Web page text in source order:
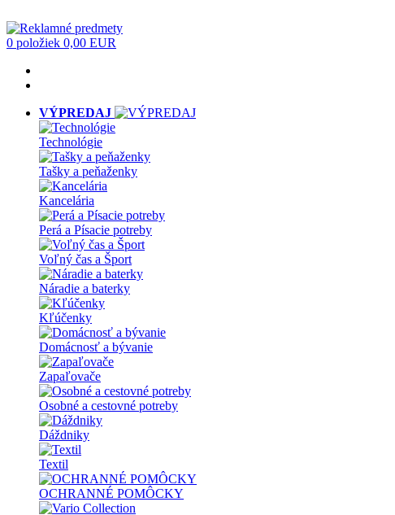
0 položiek 0,00 EUR
VÝPREDAJ
Technológie
Tašky a peňaženky
Kancelária
Perá a Písacie potreby
Voľný čas a Šport
Náradie a baterky
Kľúčenky
Domácnosť a bývanie
Zapaľovače
Osobné a cestovné potreby
Dáždniky
Textil
OCHRANNÉ POMÔCKY